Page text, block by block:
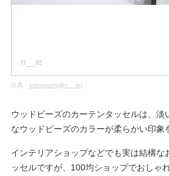
n__ie
出典： instagram(@n__ie)
ウッドビーズのカーテンタッセルは、淡
なウッドビーズのカラーが柔らかい印象
インテリアショップなどでも実は結構な
ッセルですが、100均ショップでおしゃ